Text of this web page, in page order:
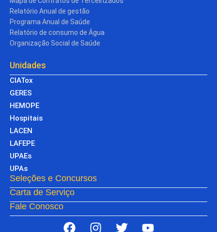
Relatório Anual de gestão
Programa Anual de Saúde
Relatório de consumo de Água
Organização Social de Saúde
Unidades
CIATox
GERES
HEMOPE
Hospitais
LACEN
LAFEPE
UPAEs
UPAs
Seleções e Concursos
Carta de Serviço
Fale Conosco